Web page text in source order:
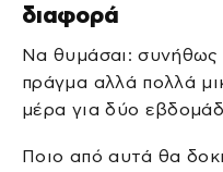
διαφορά
Να θυμάσαι: συνήθως
πράγμα αλλά πολλά
μέρα για δύο
Ποιο από αυτά θα